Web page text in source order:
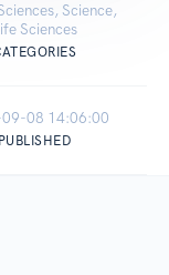
Science,
Sciences
08 14:06:00
PUBLISHED